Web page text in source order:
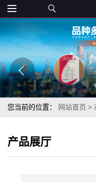
您当前的位置： 网站首页 >
产品展厅